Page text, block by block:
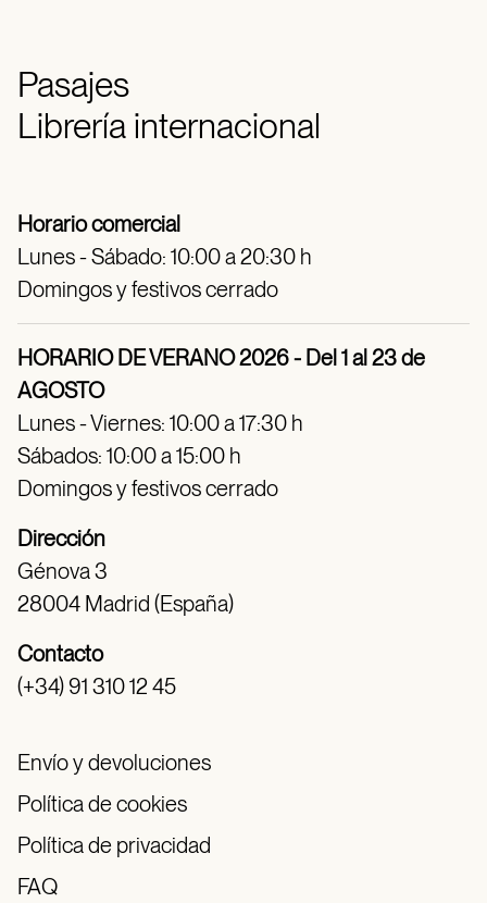
Pasajes
Librería internacional
Horario comercial
Lunes - Sábado: 10:00 a 20:30 h
Domingos y festivos cerrado
HORARIO DE VERANO 2026 - Del 1 al 23 de
AGOSTO
Lunes - Viernes: 10:00 a 17:30 h
Sábados: 10:00 a 15:00 h
Domingos y festivos cerrado
Dirección
Génova 3
28004 Madrid (España)
Contacto
(+34) 91 310 12 45
Envío y devoluciones
Política de cookies
Política de privacidad
FAQ